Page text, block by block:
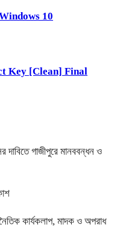
10
Key [Clean] Final
দাবিতে গাজীপুরে মানববন্ধন ও
কার্যকলাপ, মাদক ও অপরাধ